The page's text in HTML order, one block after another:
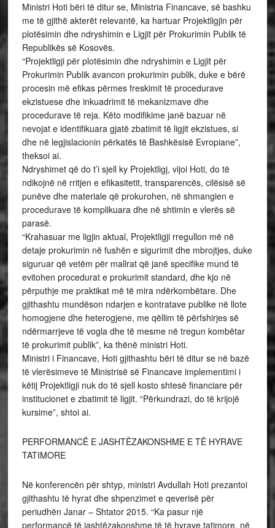
Ministri Hoti bëri të ditur se, Ministria Financave, së bashku
me të gjithë akterët relevantë, ka hartuar Projektligjin për
plotësimin dhe ndryshimin e Ligjit për Prokurimin Publik të
Republikës së Kosovës.
“Projektligji për plotësimin dhe ndryshimin e Ligjit për
Prokurimin Publik avancon prokurimin publik, duke e bërë
procesin më efikas përmes freskimit të procedurave
ekzistuese dhe inkuadrimit të mekanizmave dhe
procedurave të reja. Këto modifikime janë bazuar në
nevojat e identifikuara gjatë zbatimit të ligjit ekzistues, si
dhe në legjislacionin përkatës të Bashkësisë Evropiane”,
theksoi ai.
Ndryshimet që do t’i sjell ky Projektligj, vijoi Hoti, do të
ndikojnë në rritjen e efikasitetit, transparencës, cilësisë së
punëve dhe materiale që prokurohen, në shmangien e
procedurave të komplikuara dhe në shtimin e vlerës së
parasë.
“Krahasuar me ligjin aktual, Projektligji rregullon më në
detaje prokurimin në fushën e sigurimit dhe mbrojtjes, duke
siguruar që vetëm për mallrat që janë specifike mund të
evitohen procedurat e prokurimit standard, dhe kjo në
përputhje me praktikat më të mira ndërkombëtare. Dhe
gjithashtu mundëson ndarjen e kontratave publike në llote
homogjene dhe heterogjene, me qëllim të përfshirjes së
ndërmarrjeve të vogla dhe të mesme në tregun kombëtar
të prokurimit publik”, ka thënë ministri Hoti.
Ministri i Financave, Hoti gjithashtu bëri të ditur se në bazë
të vlerësimeve të Ministrisë së Financave implementimi i
këtij Projektligji nuk do të sjell kosto shtesë financiare për
institucionet e zbatimit të ligjit. “Përkundrazi, do të krijojë
kursime”, shtoi ai.
PERFORMANCË E JASHTËZAKONSHME E TË HYRAVE
TATIMORE
Në konferencën për shtyp, ministri Avdullah Hoti prezantoi
gjithashtu të hyrat dhe shpenzimet e qeverisë për
periudhën Janar – Shtator 2015. “Ka pasur një
performancë të jashtëzakonshme të të hyrave tatimore, në